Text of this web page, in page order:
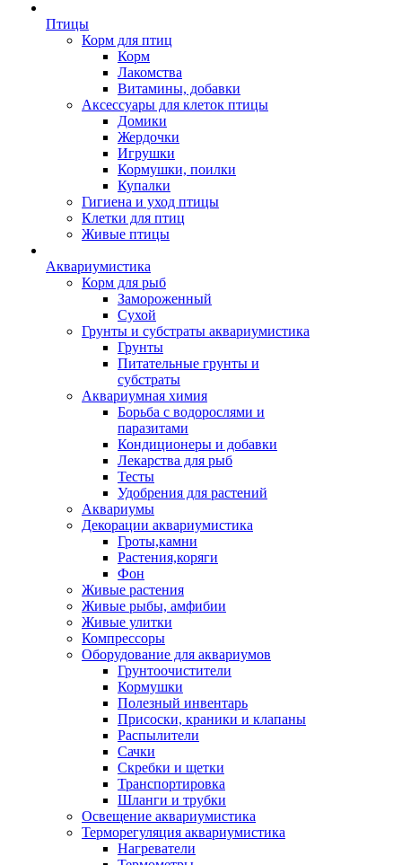
Птицы
Корм для птиц
Корм
Лакомства
Витамины, добавки
Аксессуары для клеток птицы
Домики
Жердочки
Игрушки
Кормушки, поилки
Купалки
Гигиена и уход птицы
Клетки для птиц
Живые птицы
Аквариумистика
Корм для рыб
Замороженный
Сухой
Грунты и субстраты аквариумистика
Грунты
Питательные грунты и
субстраты
Аквариумная химия
Борьба с водорослями и
паразитами
Кондиционеры и добавки
Лекарства для рыб
Тесты
Удобрения для растений
Аквариумы
Декорации аквариумистика
Гроты,камни
Растения,коряги
Фон
Живые растения
Живые рыбы, амфибии
Живые улитки
Компрессоры
Оборудование для аквариумов
Грунтоочистители
Кормушки
Полезный инвентарь
Присоски, краники и клапаны
Распылители
Сачки
Скребки и щетки
Транспортировка
Шланги и трубки
Освещение аквариумистика
Терморегуляция аквариумистика
Нагреватели